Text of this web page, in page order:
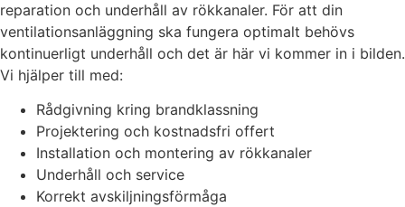
reparation och underhåll av rökkanaler. För att din
ventilationsanläggning ska fungera optimalt behövs
kontinuerligt underhåll och det är här vi kommer in i bilden.
Vi hjälper till med:
Rådgivning kring brandklassning
Projektering och kostnadsfri offert
Installation och montering av rökkanaler
Underhåll och service
Korrekt avskiljningsförmåga